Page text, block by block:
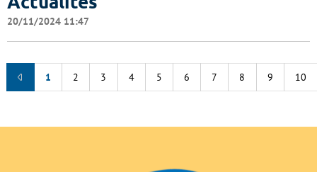
20/11/2024 11:47
1 2 3 4 5 6 7 8 9 10